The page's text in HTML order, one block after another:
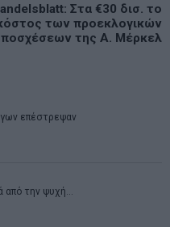
Στα €30 δισ. το
των προεκλογικών
της A. Μέρκελ
επέστρεψαν
από την ψυχή…